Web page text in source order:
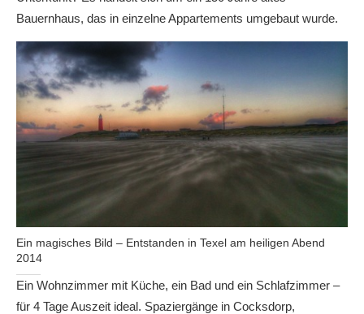
Bauernhaus, das in einzelne Appartements umgebaut wurde.
Ein magisches Bild – Entstanden in Texel am heiligen Abend
2014
Ein Wohnzimmer mit Küche, ein Bad und ein Schlafzimmer –
für 4 Tage Auszeit ideal. Spaziergänge in Cocksdorp,